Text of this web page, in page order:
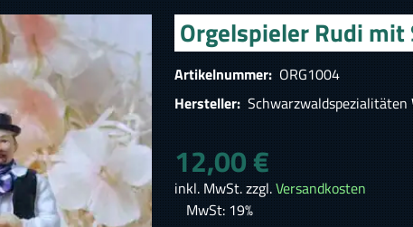
Orgelspieler Rudi
Artikelnummer: ORG1004
Hersteller:
12,00 €
inkl. MwSt. zzgl.Versandkosten
MwSt: 19%